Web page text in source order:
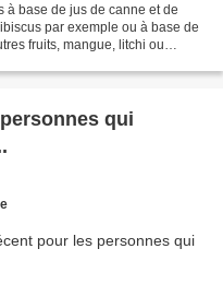
à base de jus de canne et de
par exemple ou à base de
fruits, mangue, litchi ou
qui